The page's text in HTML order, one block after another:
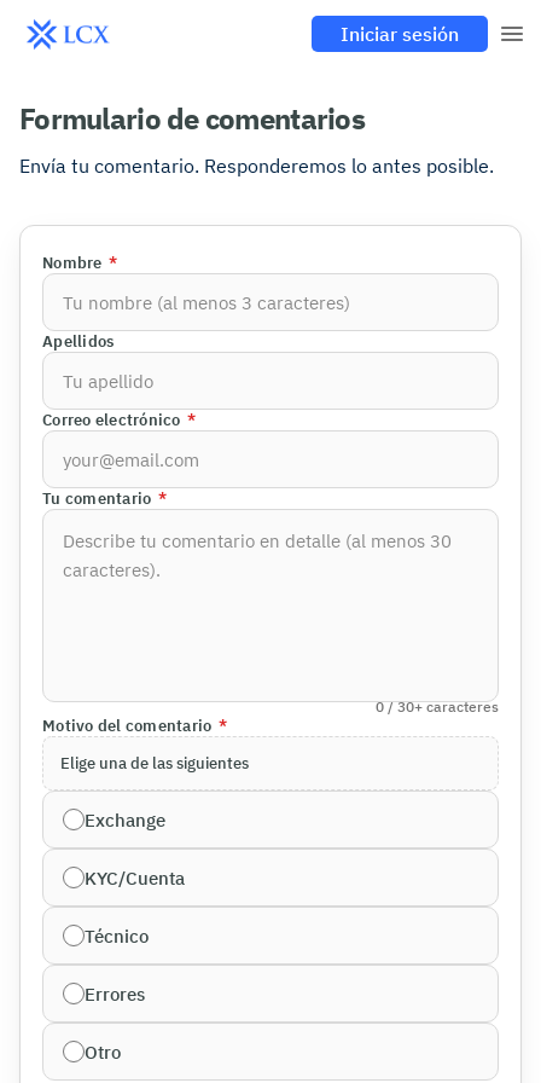
Iniciar sesión
Formulario de comentarios
Envía tu comentario. Responderemos lo antes posible.
Nombre *
Apellidos
Correo electrónico *
Tu comentario *
0/ 30+caracteres
Motivo del comentario *
Elige una de las siguientes
Exchange
KYC/Cuenta
Técnico
Errores
Otro